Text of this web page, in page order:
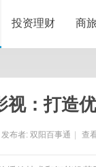
投资理财 商
视：打造
发布者: 双阳百事通 查